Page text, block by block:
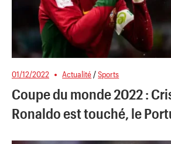
01/12/2022 Actualité /Sports
Coupe du monde 2022 :
Ronaldo est touché, le